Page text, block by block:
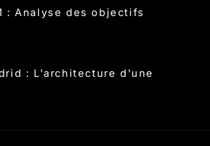
: Analyse des objectifs
: L'architecture d'une